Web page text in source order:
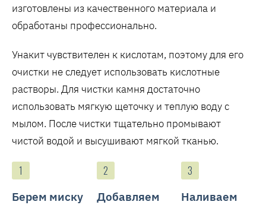
изготовлены из качественного материала и
обработаны профессионально.
Унакит чувствителен к кислотам, поэтому для его
очистки не следует использовать кислотные
растворы. Для чистки камня достаточно
использовать мягкую щеточку и теплую воду с
мылом. После чистки тщательно промывают
чистой водой и высушивают мягкой тканью.
Берем миску
Добавляем
Наливаем